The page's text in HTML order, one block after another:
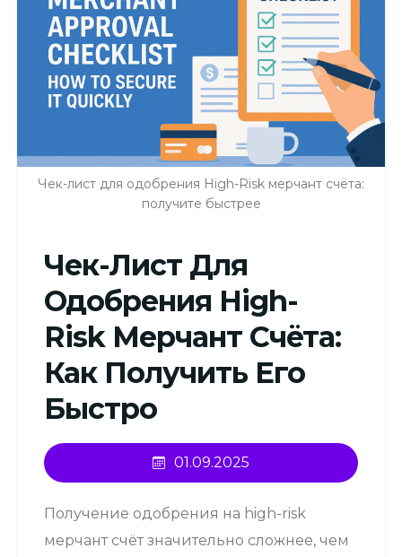
Чек-лист для одобрения High-Risk мерчант счёта:
получите быстрее
Чек-Лист Для
Одобрения High-
Risk Мерчант Счёта:
Как Получить Его
Быстро
01.09.2025
Получение одобрения на high-risk
мерчант счёт значительно сложнее, чем